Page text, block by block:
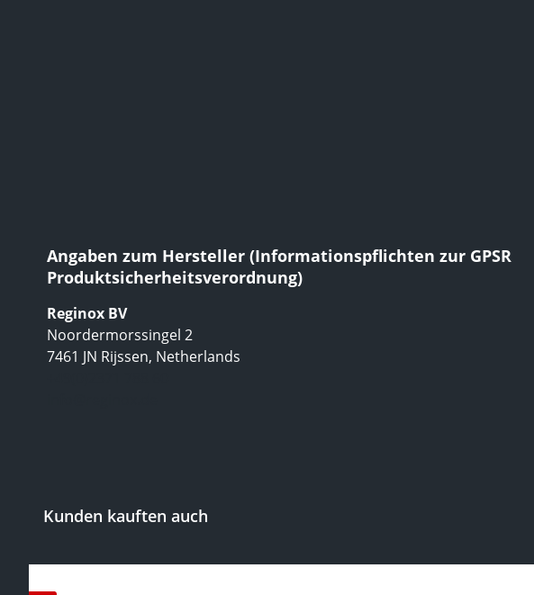
Angaben zum Hersteller (Informationspflichten zur GPSR
Produktsicherheitsverordnung)
Reginox BV
Noordermorssingel 2
7461 JN Rijssen, Netherlands
Kunden kauften auch